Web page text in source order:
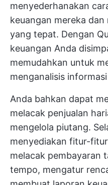
menyederhanakan
keuangan mereka
yang tepat. Dengan
keuangan Anda
memudahkan untuk
menganalisis
Anda bahkan dapat
melacak penjualan
mengelola piutang.
menyediakan fitur-
melacak pembayaran
tempo, mengatur